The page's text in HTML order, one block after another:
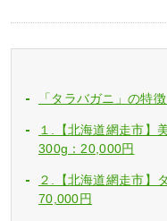
「タラバガニ」の特
１.【北海道網走市】
300g：20,000円
２.【北海道網走市】
70,000円